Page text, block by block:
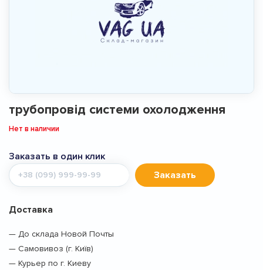
трубопровід системи охолодження
Нет в наличии
Заказать в один клик
Мобильный
телефон
Заказать
Доставка
— До склада Новой Почты
— Самовивоз (г. Київ)
— Курьер по г. Киеву